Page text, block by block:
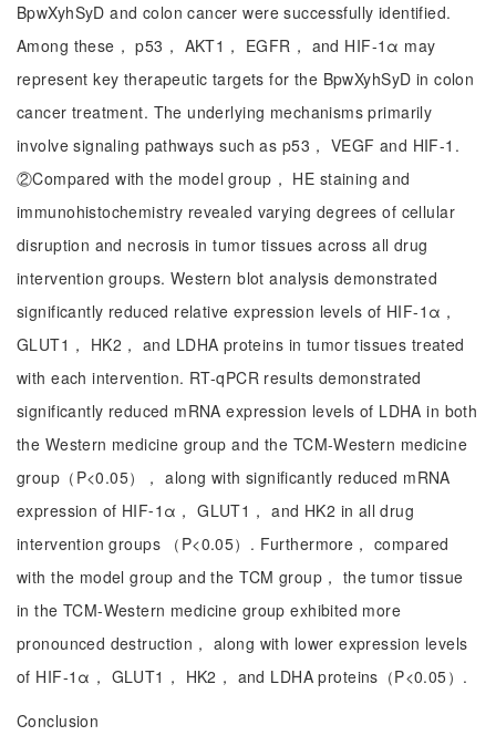
BpwXyhSyD and colon cancer were successfully identified.
Among these， p53， AKT1， EGFR， and HIF-1α may
represent key therapeutic targets for the BpwXyhSyD in colon
cancer treatment. The underlying mechanisms primarily
involve signaling pathways such as p53， VEGF and HIF-1.
②Compared with the model group， HE staining and
immunohistochemistry revealed varying degrees of cellular
disruption and necrosis in tumor tissues across all drug
intervention groups. Western blot analysis demonstrated
significantly reduced relative expression levels of HIF-1α，
GLUT1， HK2， and LDHA proteins in tumor tissues treated
with each intervention. RT-qPCR results demonstrated
significantly reduced mRNA expression levels of LDHA in both
the Western medicine group and the TCM-Western medicine
group（P<0.05）， along with significantly reduced mRNA
expression of HIF⁃1α， GLUT1， and HK2 in all drug
intervention groups （P<0.05）. Furthermore， compared
with the model group and the TCM group， the tumor tissue
in the TCM-Western medicine group exhibited more
pronounced destruction， along with lower expression levels
of HIF-1α， GLUT1， HK2， and LDHA proteins（P<0.05）.
Conclusion